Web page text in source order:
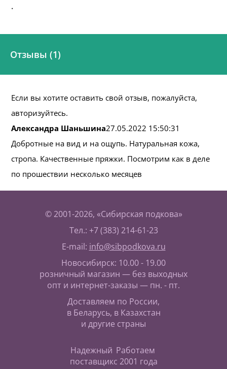
.
Отзывы (1)
Если вы хотите оставить свой отзыв, пожалуйста,
авторизуйтесь.
Александра Шаньшина27.05.2022 15:50:31
Добротные на вид и на ощупь. Натуральная кожа,
стропа. Качественные пряжки. Посмотрим как в деле
по прошествии несколько месяцев
© 2001-2026, «Сибирская подкова»
Тел.: +7 (383) 214-61-23
E-mail: info@sibpodkova.ru
Новосибирск: 10.00 - 19.00
розничный магазин — без выходных
опт и интернет-заказы — пн. - пт.
Доставляем по России,
в Беларусь, в Казахстан
и другие страны
Надежный
поставщик
Работаем
с 2001 года